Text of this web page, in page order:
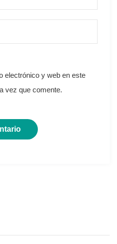
electrónico y web en este
vez que comente.